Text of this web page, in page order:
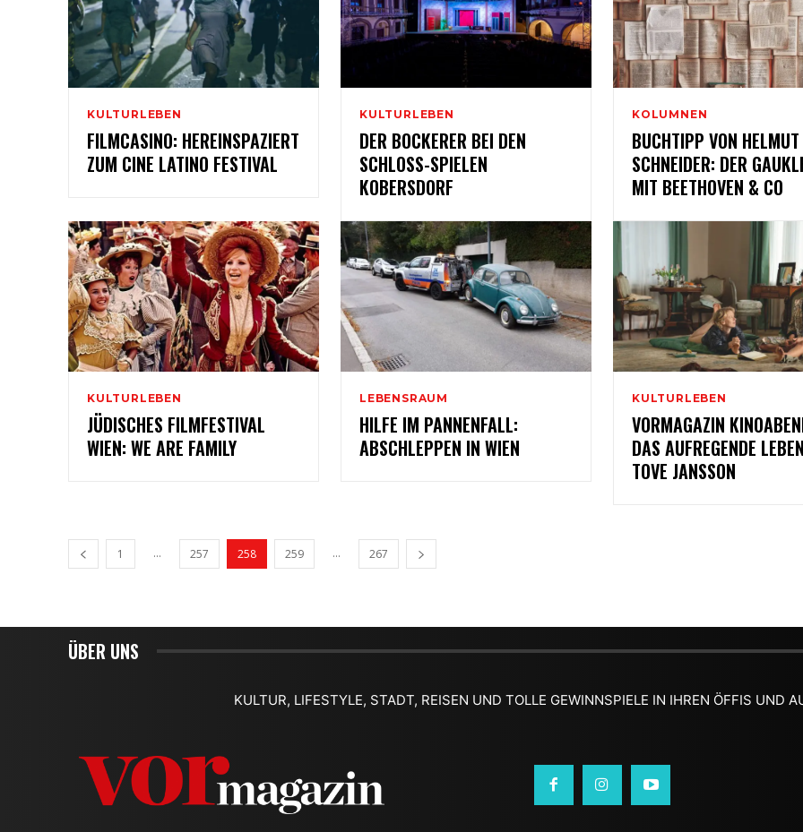
KULTURLEBEN
FILMCASINO: HEREINSPAZIERT
ZUM CINE LATINO FESTIVAL
KULTURLEBEN
DER BOCKERER BEI DEN
SCHLOSS-SPIELEN
KOBERSDORF
KOLUMNEN
BUCHTIPP VON HELMUT
SCHNEIDER: DER
MIT BEETHOVEN & CO
KULTURLEBEN
JÜDISCHES FILMFESTIVAL
WIEN: WE ARE FAMILY
LEBENSRAUM
HILFE IM PANNENFALL:
ABSCHLEPPEN IN WIEN
KULTURLEBEN
VORMAGAZIN
DAS AUFREGENDE
TOVE JANSSON
1 ... 257 258 259 ... 267
ÜBER UNS
KULTUR, LIFESTYLE, STADT, REISEN UND TOLLE GEWINNSPIELE IN IHREN ÖFFIS UND